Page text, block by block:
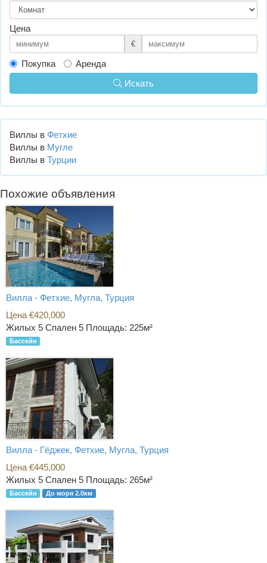
Цена
€
Покупка
Аренда
Искать
Виллы в Фетхие
Виллы в Мугле
Виллы в Турции
Похожие объявления
Вилла - Фетхие, Мугла, Турция
Цена €420,000
Жилых 5 Спален 5 Площадь: 225м²
Бассейн
Вилла - Гёджек, Фетхие, Мугла, Турция
Цена €445,000
Жилых 5 Спален 5 Площадь: 265м²
Бассейн До моря 2.0км